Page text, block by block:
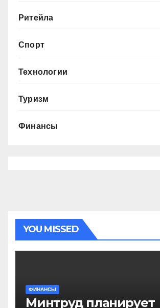
Ритейла
Спорт
Технологии
Туризм
Финансы
YOU MISSED
ФИНАНСЫ
Минтруд планирует